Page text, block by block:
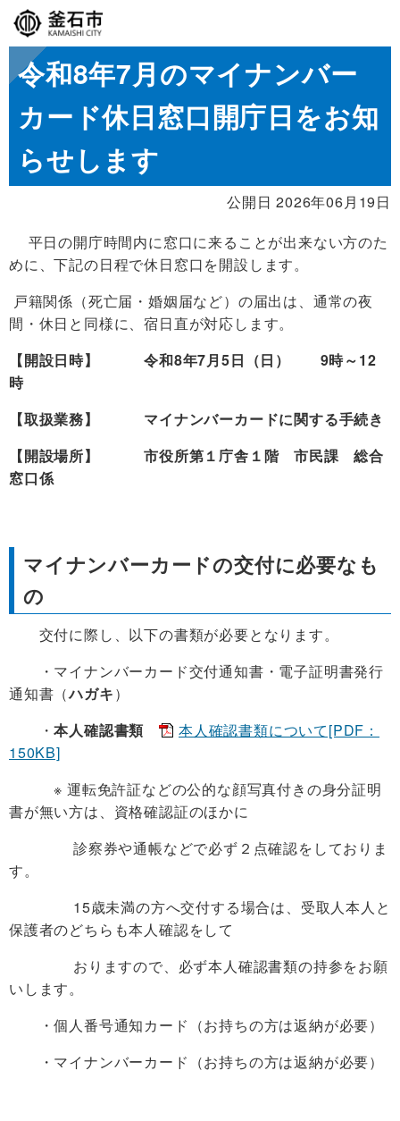
令和8年7月のマイナンバー
カード休日窓口開庁日をお知
らせします
公開日 2026年06月19日
平日の開庁時間内に窓口に来ることが出来ない方のた
めに、下記の日程で休日窓口を開設します。
戸籍関係（死亡届・婚姻届など）の届出は、通常の夜
間・休日と同様に、宿日直が対応します。
【開設日時】 令和8年7月5日（日） 9時～12
時
【取扱業務】 マイナンバーカードに関する手続き
【開設場所】 市役所第１庁舎１階 市民課 総合
窓口係
マイナンバーカードの交付に必要なも
の
交付に際し、以下の書類が必要となります。
・マイナンバーカード交付通知書・電子証明書発行
通知書（ハガキ）
・本人確認書類
本人確認書類について[PDF：
150KB]
※ 運転免許証などの公的な顔写真付きの身分証明
書が無い方は、資格確認証のほかに
診察券や通帳などで必ず２点確認をしておりま
す。
15歳未満の方へ交付する場合は、受取人本人と
保護者のどちらも本人確認をして
おりますので、必ず本人確認書類の持参をお願
いします。
・個人番号通知カード（お持ちの方は返納が必要）
・マイナンバーカード（お持ちの方は返納が必要）